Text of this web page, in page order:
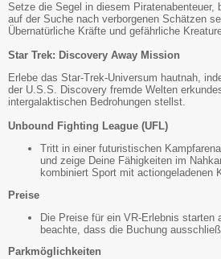
Setze die Segel in diesem Piratenabenteuer,
auf der Suche nach verborgenen Schätzen
Übernatürliche Kräfte und gefährliche
Star Trek: Discovery Away Mission
Erlebe das Star-Trek-Universum hautnah,
der U.S.S. Discovery fremde Welten
intergalaktischen Bedrohungen stellst.
Unbound Fighting League (UFL)
Tritt in einer futuristischen
und zeige Deine Fähigkeiten im
kombiniert Sport mit actiongeladenen
Preise
Die Preise für ein VR-Erlebnis starten
beachte, dass die Buchung
Parkmöglichkeiten